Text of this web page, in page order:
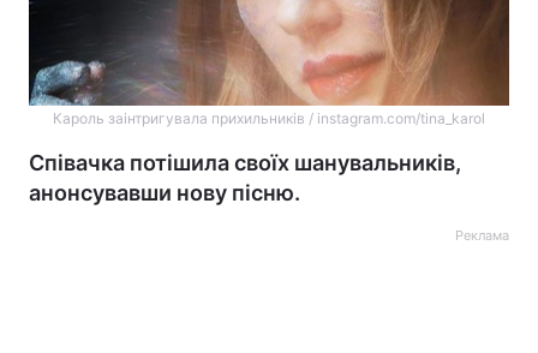
Кароль заінтригувала прихильників / instagram.com/tina_karol
Співачка потішила своїх шанувальників,
анонсувавши нову пісню.
Реклама